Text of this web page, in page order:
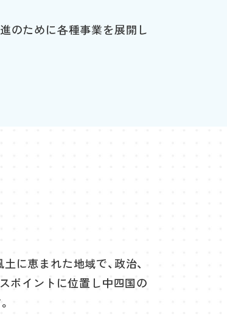
のために各種事業を展開し
に恵まれた地域で、政治、
ポイントに位置し中四国の